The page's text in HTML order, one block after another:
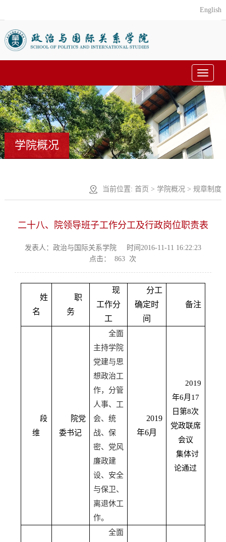
English
Toggle
学院概况
当前位置:首页 > 学院概况 >规章制度
二十八、院领导班子工作分工及行政岗位职责表
发表人：政治与国际关系学院
时间2016-11-11 16:22:23
点击：
863 次
姓
名
职
务
现
工作分
工
分工
确定时
间
备注
段
维
院党
委书记
全面
主持学院
党建与思
想政治工
作，分管
人事、工
会、统
战、保
密、党风
廉政建
设、安全
与保卫、
离退休工
作。
2019
年6月
2019
年6月 17
日第8次
党政联席
会议
集体讨
论通过
全面